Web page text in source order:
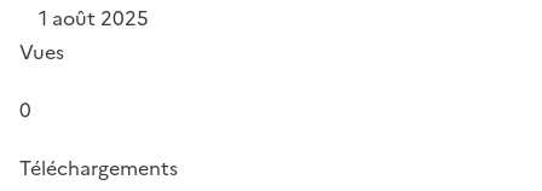
1 août 2025
Vues
0
Téléchargements